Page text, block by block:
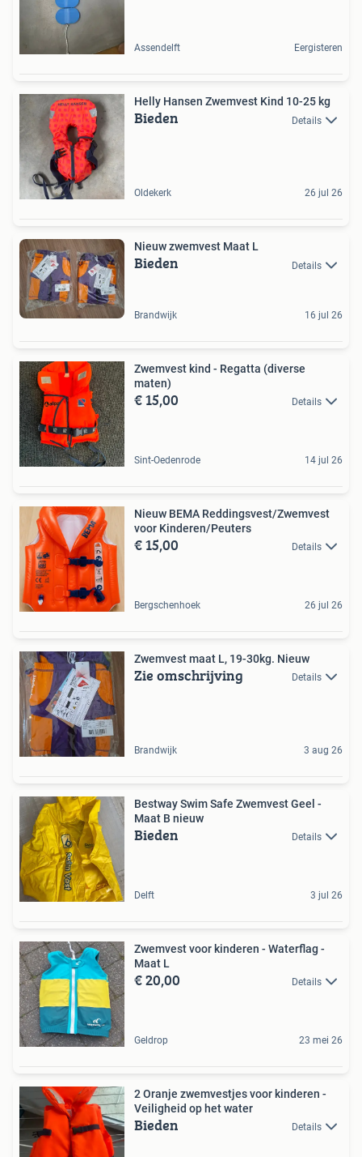
Assendelft Eergisteren
Helly Hansen Zwemvest Kind 10-25 kg
Bieden Details
Oldekerk 26 jul 26
Nieuw zwemvest Maat L
Bieden Details
Brandwijk 16 jul 26
Zwemvest kind - Regatta (diverse
maten)
€ 15,00 Details
Sint-Oedenrode 14 jul 26
Nieuw BEMA Reddingsvest/Zwemvest
voor Kinderen/Peuters
€ 15,00 Details
Bergschenhoek 26 jul 26
Zwemvest maat L, 19-30kg. Nieuw
Zie omschrijving Details
Brandwijk 3 aug 26
Bestway Swim Safe Zwemvest Geel -
Maat B nieuw
Bieden Details
Delft 3 jul 26
Zwemvest voor kinderen - Waterflag -
Maat L
€ 20,00 Details
Geldrop 23 mei 26
2 Oranje zwemvestjes voor kinderen -
Veiligheid op het water
Bieden Details